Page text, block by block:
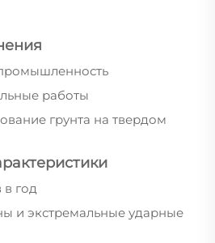
работы
грунта на твердом
в год
и экстремальные ударные